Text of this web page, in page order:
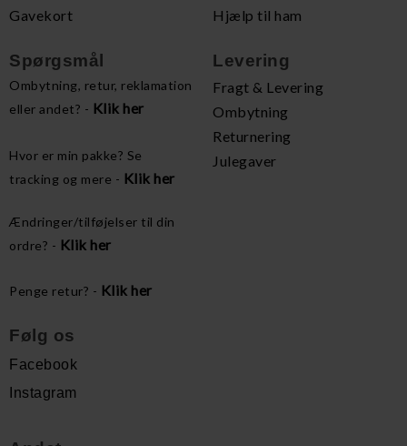
Gavekort
Hjælp til ham
Spørgsmål
Ombytning, retur, reklamation
eller andet? - Klik her
Hvor er min pakke? Se
tracking og mere - Klik her
Ændringer/tilføjelser til din
ordre? - Klik her
Penge retur? - Klik her
Levering
Fragt & Levering
Ombytning
Returnering
Julegaver
Følg os
Facebook
Instagram